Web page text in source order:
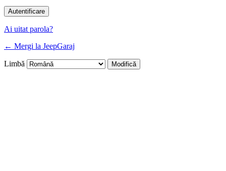
Ai uitat parola?
← Mergi la JeepGaraj
Limbă